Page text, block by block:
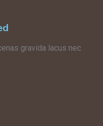
gravida lacus nec